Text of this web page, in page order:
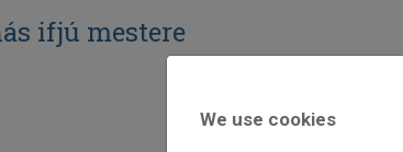
ifjú mestere
We use cookies